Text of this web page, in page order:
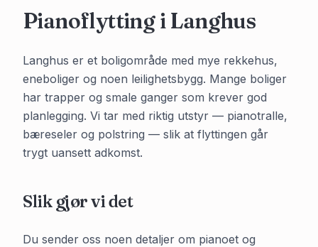
Pianoflytting iLanghus
Langhus er et boligområde med mye rekkehus,
eneboliger og noen leilighetsbygg. Mange boliger
har trapper og smale ganger som krever god
planlegging. Vi tar med riktig utstyr — pianotralle,
bæreseler og polstring — slik at flyttingen går
trygt uansett adkomst.
Slik gjør vi det
Du sender oss noen detaljer om pianoet og